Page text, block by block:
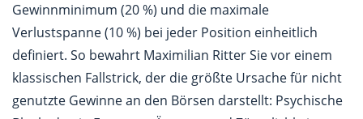
Gewinnminimum (20 %) und die maximale
Verlustspanne (10 %) bei jeder Position einheitlich
definiert. So bewahrt Maximilian Ritter Sie vor einem
klassischen Fallstrick, der die größte Ursache für nicht
genutzte Gewinne an den Börsen darstellt: Psychische